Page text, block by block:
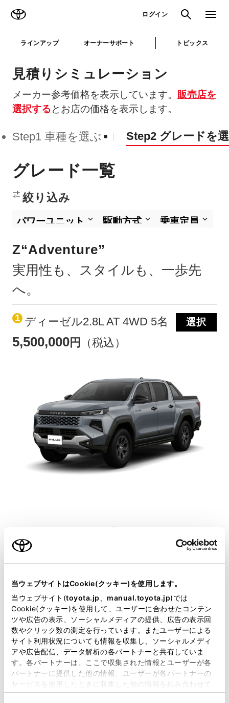
当ウェブサイトはCookie(クッキー)を使用します。
当ウェブサイト(toyota.jp manual.toyota.jp)では
Cookie(クッキー)を使用して、ユーザーに合わせたコンテン
ツや広告の表示、ソーシャルメディアの提供、広告の表示回
数やクリック数の測定を行っています。またユーザーによる
サイト利用状況についても情報を収集し、ソーシャルメディ
アや広告配信、データ解析の各パートナーと共有していま
す。各パートナーは、ここで収集された情報とユーザーが各
パートナーに提供した他の情報、ユーザーが各パートナーの
サービスを使用したときに収集した他の情報を組み合わせて
使用することがあります。当ウェブサイトの使用を続行する
ログイン 検索 メニュ
ラインアップ オーナーサポート トピックス
見積りシミュレーション
メーカー参考価格を表示しています。 販売店を
選択するとお店の価格を表示します。
Step1 車種を選ぶ Step2 グレードを
グレード一覧
絞り込み
Z“Adventure”
実用性も、スタイルも、一歩先
へ。
1 ディーゼル2.8L AT 4WD 5名
5,500,000円 （税込）
選択
Z
モダンなデザインと頼れる積載
性。
2 ディーゼル2.8L AT 4WD 5名 選択